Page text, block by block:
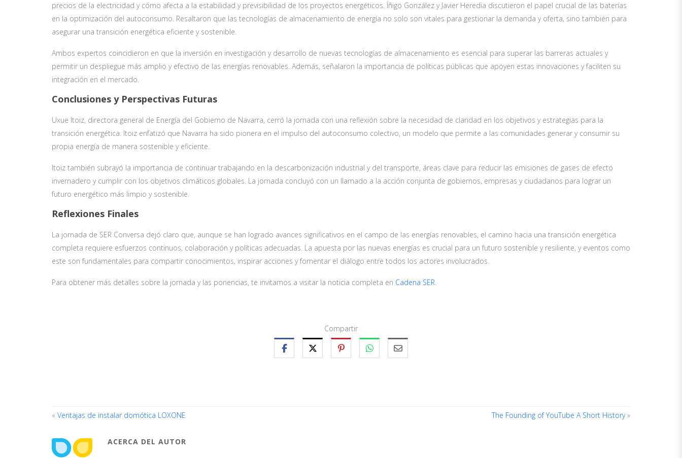
precios de la electricidad y cómo afecta a la estabilidad y previsibilidad de los proyectos energéticos. Íñigo González y Javier Heredia discutieron el papel crucial de las baterías
en la optimización del autoconsumo. Resaltaron que las tecnologías de almacenamiento de energía no solo son vitales para gestionar la demanda y oferta, sino también para
asegurar una transición energética eficiente y sostenible.
Ambos expertos coincidieron en que la inversión en investigación y desarrollo de nuevas tecnologías de almacenamiento es esencial para superar las barreras actuales y
permitir un despliegue más amplio y efectivo de las energías renovables. Además, señalaron la importancia de políticas públicas que apoyen estas innovaciones y faciliten su
integración en el mercado.
Conclusiones y Perspectivas Futuras
Uxue Itoiz, directora general de Energía del Gobierno de Navarra, cerró la jornada con una reflexión sobre la necesidad de claridad en los objetivos y estrategias para la
transición energética. Itoiz enfatizó que Navarra ha sido pionera en el impulso del autoconsumo colectivo, un modelo que permite a las comunidades generar y consumir su
propia energía de manera sostenible y eficiente.
Itoiz también subrayó la importancia de continuar trabajando en la descarbonización industrial y del transporte, áreas clave para reducir las emisiones de gases de efecto
invernadero y cumplir con los objetivos climáticos globales. La jornada concluyó con un llamado a la acción conjunta de gobiernos, empresas y ciudadanos para lograr un
futuro energético más limpio y sostenible.
Reflexiones Finales
La jornada de SER Conversa dejó claro que, aunque se han logrado avances significativos en el campo de las energías renovables, el camino hacia una transición energética
completa requiere esfuerzos continuos, colaboración y políticas adecuadas. La apuesta por las nuevas energías es crucial para un futuro sostenible y resiliente, y eventos como
este son fundamentales para compartir conocimientos, inspirar acciones y fomentar el diálogo entre todos los actores involucrados.
Para obtener más detalles sobre la jornada y las ponencias, te invitamos a visitar la noticia completa en Cadena SER.
Compartir
« Ventajas de instalar domótica LOXONE The Founding of YouTube A Short History»
ACERCA DEL AUTOR